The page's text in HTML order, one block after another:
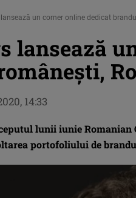
un corner online dedicat
lansează
lunii iunie
portofoliului de
14:33